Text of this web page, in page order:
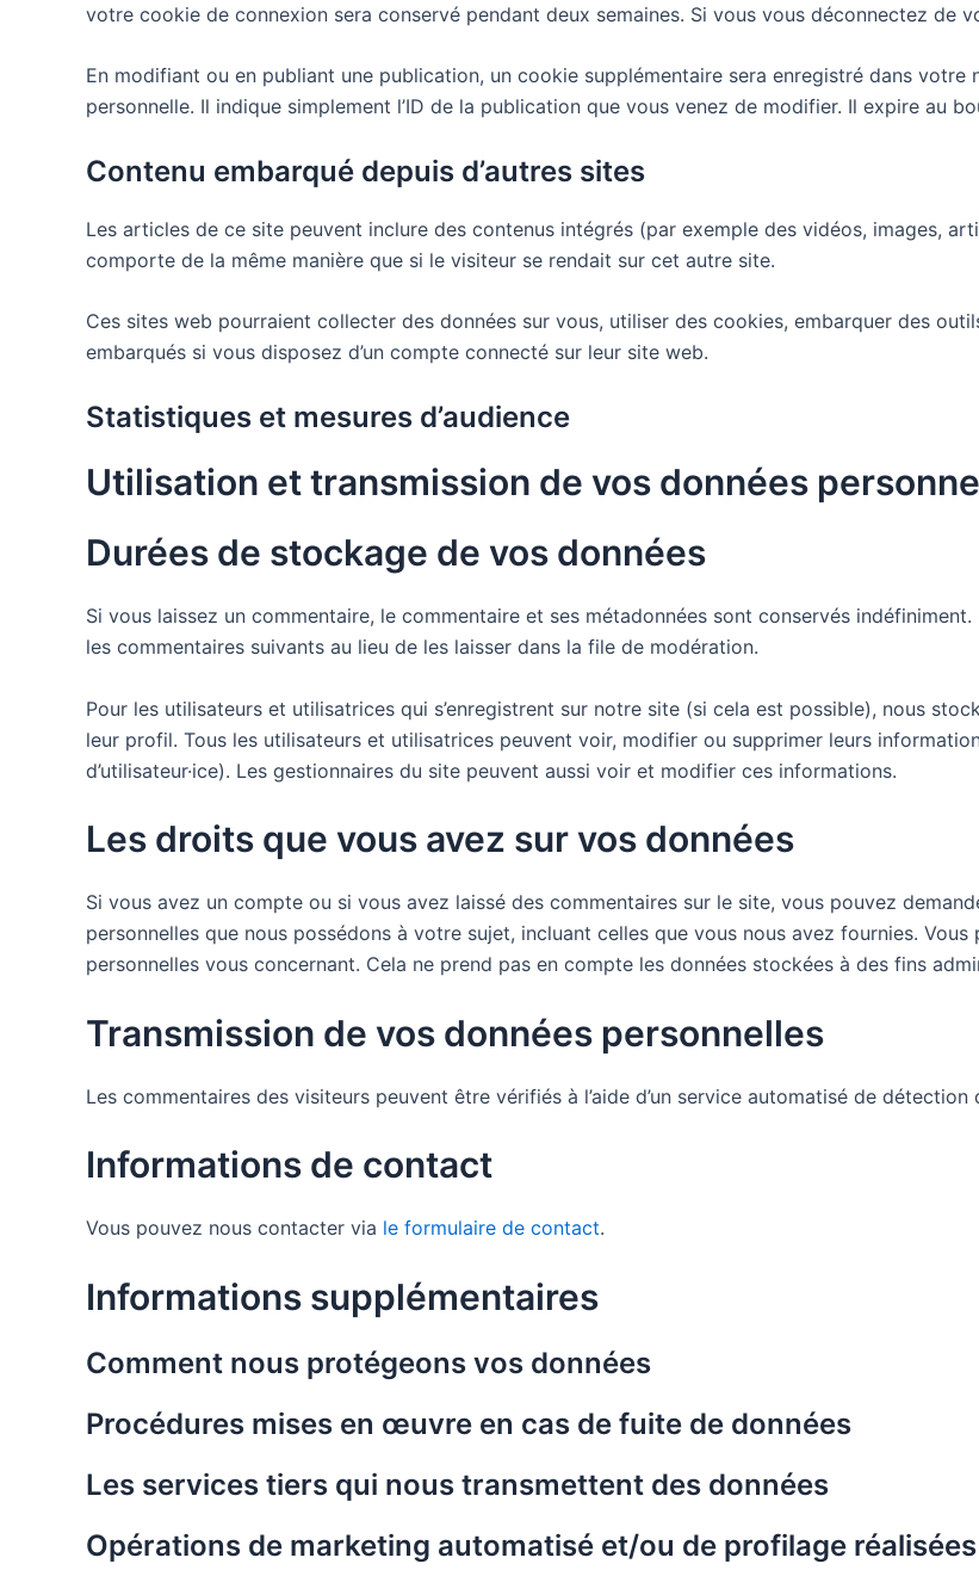
votre cookie de connexion sera conservé pendant deux semaines. Si vous vous déconnectez de
En modifiant ou en publiant une publication, un cookie supplémentaire sera enregistré dans votre
personnelle. Il indique simplement l’ID de la publication que vous venez de modifier. Il expire au
Contenu embarqué depuis d’autres sites
Les articles de ce site peuvent inclure des contenus intégrés (par exemple des vidéos, images,
comporte de la même manière que si le visiteur se rendait sur cet autre site.
Ces sites web pourraient collecter des données sur vous, utiliser des cookies, embarquer des
embarqués si vous disposez d’un compte connecté sur leur site web.
Statistiques et mesures d’audience
Utilisation et transmission de vos données
Durées de stockage de vos données
Si vous laissez un commentaire, le commentaire et ses métadonnées sont conservés
les commentaires suivants au lieu de les laisser dans la file de modération.
Pour les utilisateurs et utilisatrices qui s’enregistrent sur notre site (si cela est possible), nous
leur profil. Tous les utilisateurs et utilisatrices peuvent voir, modifier ou supprimer leurs
d’utilisateur·ice). Les gestionnaires du site peuvent aussi voir et modifier ces informations.
Les droits que vous avez sur vos données
Si vous avez un compte ou si vous avez laissé des commentaires sur le site, vous pouvez
personnelles que nous possédons à votre sujet, incluant celles que vous nous avez fournies.
personnelles vous concernant. Cela ne prend pas en compte les données stockées à des fins
Transmission de vos données personnelles
Les commentaires des visiteurs peuvent être vérifiés à l’aide d’un service automatisé de
Informations de contact
Vous pouvez nous contacter via le formulaire de contact.
Informations supplémentaires
Comment nous protégeons vos données
Procédures mises en œuvre en cas de fuite de données
Les services tiers qui nous transmettent des données
Opérations de marketing automatisé et/ou de profilage